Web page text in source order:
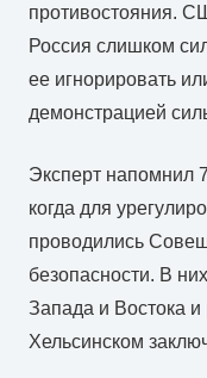
противостояния.
Россия слишком
ее игнорировать
демонстрацией
Эксперт напомнил
когда для
проводились
безопасности. В
Запада и Востока и
Хельсинском